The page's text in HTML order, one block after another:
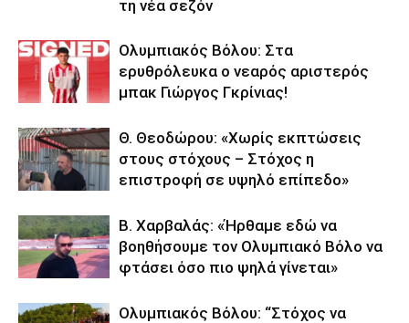
τη νέα σεζόν
Ολυμπιακός Βόλου: Στα
ερυθρόλευκα ο νεαρός αριστερός
μπακ Γιώργος Γκρίνιας!
Θ. Θεοδώρου: «Χωρίς εκπτώσεις
στους στόχους – Στόχος η
επιστροφή σε υψηλό επίπεδο»
Β. Χαρβαλάς: «Ήρθαμε εδώ να
βοηθήσουμε τον Ολυμπιακό Βόλο να
φτάσει όσο πιο ψηλά γίνεται»
Ολυμπιακός Βόλου: “Στόχος να